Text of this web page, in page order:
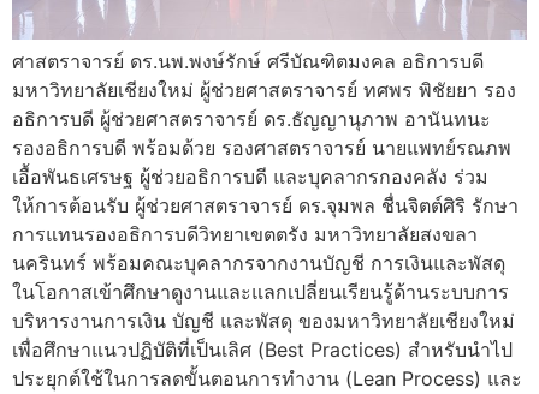
ศาสตราจารย์ ดร.นพ.พงษ์รักษ์ ศรีบัณฑิตมงคล อธิการบดี
มหาวิทยาลัยเชียงใหม่ ผู้ช่วยศาสตราจารย์ ทศพร พิชัยยา รอง
อธิการบดี ผู้ช่วยศาสตราจารย์ ดร.ธัญญานุภาพ อานันทนะ
รองอธิการบดี พร้อมด้วย รองศาสตราจารย์ นายแพทย์รณภพ
เอื้อพันธเศรษฐ ผู้ช่วยอธิการบดี และบุคลากรกองคลัง ร่วม
ให้การต้อนรับ ผู้ช่วยศาสตราจารย์ ดร.จุมพล ชื่นจิตต์ศิริ รักษา
การแทนรองอธิการบดีวิทยาเขตตรัง มหาวิทยาลัยสงขลา
นครินทร์ พร้อมคณะบุคลากรจากงานบัญชี การเงินและพัสดุ
ในโอกาสเข้าศึกษาดูงานและแลกเปลี่ยนเรียนรู้ด้านระบบการ
บริหารงานการเงิน บัญชี และพัสดุ ของมหาวิทยาลัยเชียงใหม่
เพื่อศึกษาแนวปฏิบัติที่เป็นเลิศ (Best Practices) สำหรับนำไป
ประยุกต์ใช้ในการลดขั้นตอนการทำงาน (Lean Process) และ